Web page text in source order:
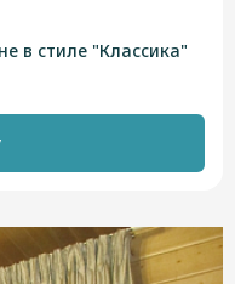
в стиле "Классика"